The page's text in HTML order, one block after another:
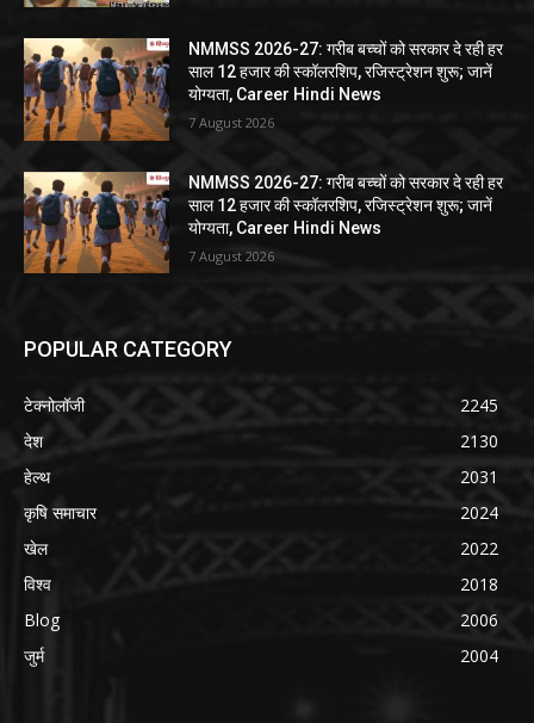
NMMSS 2026-27: गरीब बच्चों को सरकार दे रही हर
साल 12 हजार की स्कॉलरशिप, रजिस्ट्रेशन शुरू; जानें
योग्यता, Career Hindi News
7 August 2026
NMMSS 2026-27: गरीब बच्चों को सरकार दे रही हर
साल 12 हजार की स्कॉलरशिप, रजिस्ट्रेशन शुरू; जानें
योग्यता, Career Hindi News
7 August 2026
POPULAR CATEGORY
टेक्नोलॉजी
2245
देश
2130
हेल्थ
2031
कृषि समाचार
2024
खेल
2022
विश्व
2018
Blog
2006
जुर्म
2004